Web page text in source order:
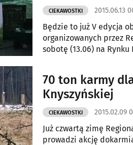
CIEKAWOSTKI 2015.06.13
Będzie to już V edycja
organizowanych przez
sobotę (13.06) na
70 ton karmy
Knyszyńskiej
CIEKAWOSTKI 2015.02.09
Już czwartą zimę
prowadzi akcję